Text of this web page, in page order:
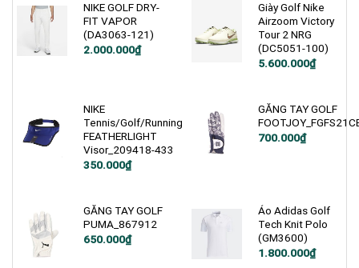
NIKE GOLF DRY-
FIT VAPOR
(DA3063-121)
Giá
2.000.000₫
Giá
Giày Golf Nike
Airzoom Victory
Tour 2 NRG
(DC5051-100)
Giá
5.600.000₫
Giá
5.600.000₫.
NIKE
Tennis/Golf/Running
FEATHERLIGHT
Visor_209418-433
Giá
350.000₫
Giá
350.000₫.
GĂNG TAY GOLF
700.000₫
GĂNG TAY GOLF
PUMA_867912
650.000₫
Áo Adidas Golf
Tech Knit Polo
(GM3600)
1.800.000₫